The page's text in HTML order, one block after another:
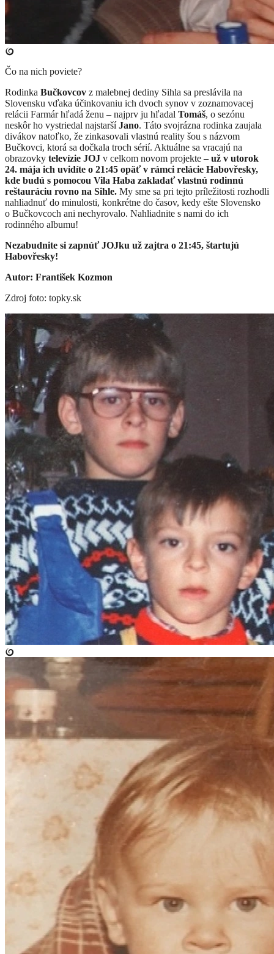
Čo na nich poviete?
Rodinka Bučkovcov z malebnej dediny Sihla sa preslávila na
Slovensku vďaka účinkovaniu ich dvoch synov v zoznamovacej
relácii Farmár hľadá ženu – najprv ju hľadal Tomáš, o sezónu
neskôr ho vystriedal najstaršíJano. Táto svojrázna rodinka zaujala
divákov natoľko, že zinkasovali vlastnú reality šou s názvom
Bučkovci, ktorá sa dočkala troch sérií. Aktuálne sa vracajú na
obrazovky televízie JOJ v celkom novom projekte – už v utorok
24. mája ich uvidíte o 21:45 opäť v rámci relácie Habovřesky,
kde budú s pomocou Vila Haba zakladať vlastnú rodinnú
reštauráciu rovno na Sihle. My sme sa pri tejto príležitosti rozhodli
nahliadnuť do minulosti, konkrétne do časov, kedy ešte Slovensko
o Bučkovcoch ani nechyrovalo. Nahliadnite s nami do ich
rodinného albumu!
Nezabudnite si zapnúť JOJku už zajtra o 21:45, štartujú
Habovřesky!
Autor: František Kozmon
Zdroj foto: topky.sk